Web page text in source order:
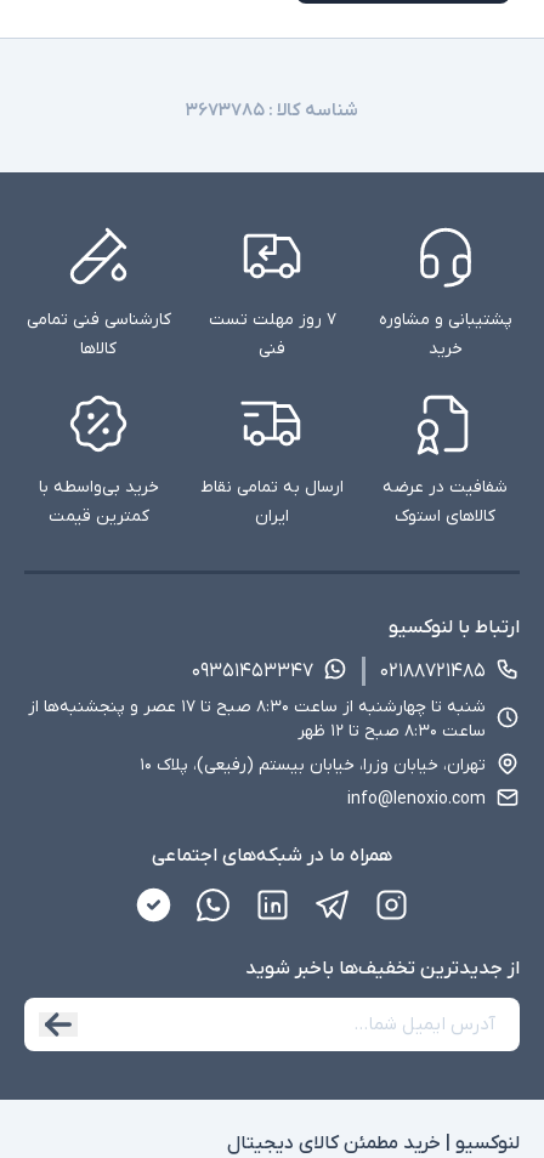
شناسه کالا : ۳۶۷۳۷۸۵
پشتیبانی و مشاوره
خرید
۷ روز مهلت تست
فنی
کارشناسی فنی تمامی
کالاها
شفافیت در عرضه
کالاهای استوک
ارسال به تمامی نقاط
ایران
خرید بی‌واسطه با
کمترین قیمت
ارتباط با لنوکسیو
۰۲۱۸۸۷۲۱۴۸۵
۰۹۳۵۱۴۵۳۳۴۷
شنبه تا چهارشنبه از ساعت ۸:۳۰ صبح تا ۱۷ عصر و پنجشنبه‌ها از
ساعت ۸:۳۰ صبح تا ۱۲ ظهر
تهران، خیابان وزرا، خیابان بیستم (رفیعی)، پلاک ۱۰
info@lenoxio.com
همراه ما در شبکه‌های اجتماعی
از جدید‌ترین تخفیف‌ها با‌خبر شوید
لنوکسیو | خرید مطمئن کالای دیجیتال